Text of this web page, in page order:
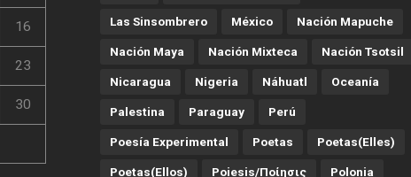
16
23
30
Las Sinsombrero México Nación Mapuche
Nación Maya Nación Mixteca Nación Tsotsil
Nicaragua Nigeria Náhuatl Oceanía
Palestina Paraguay Perú
Poesía Experimental Poetas Poetas(Elles)
Poetas(Ellos) Poiesis/ποίησις Polonia